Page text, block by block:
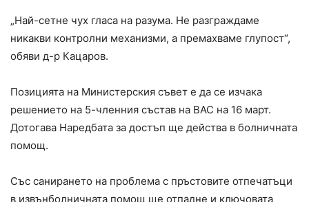
„Най-сетне чух гласа на разума. Не разграждаме
никакви контролни механизми, а премахваме глупост“,
обяви д-р Кацаров.
Позицията на Министерския съвет е да се изчака
решението на 5-членния състав на ВАС на 16 март.
Дотогава Наредбата за достъп ще действа в болничната
помощ.
Със санирането на проблема с пръстовите отпечатъци
в извънболничната помощ ще отпадне и ключовата